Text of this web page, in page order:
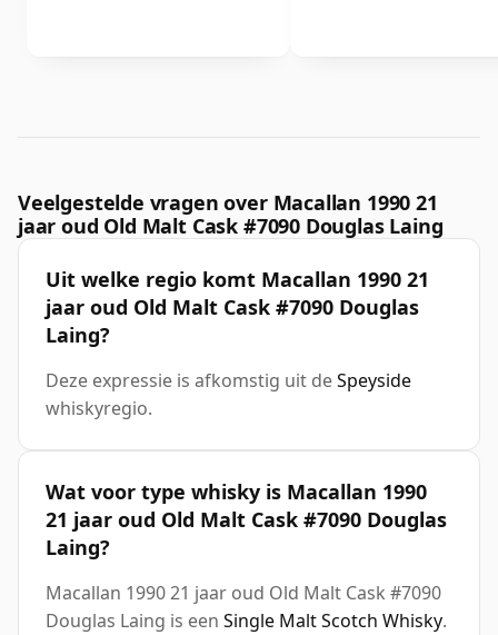
Veelgestelde vragen over Macallan 1990 21
jaar oud Old Malt Cask #7090 Douglas Laing
Uit welke regio komt Macallan 1990 21
jaar oud Old Malt Cask #7090 Douglas
Laing?
Deze expressie is afkomstig uit deSpeyside
whiskyregio.
Wat voor type whisky is Macallan 1990
21 jaar oud Old Malt Cask #7090 Douglas
Laing?
Macallan 1990 21 jaar oud Old Malt Cask #7090
Douglas Laing is een Single Malt Scotch Whisky.